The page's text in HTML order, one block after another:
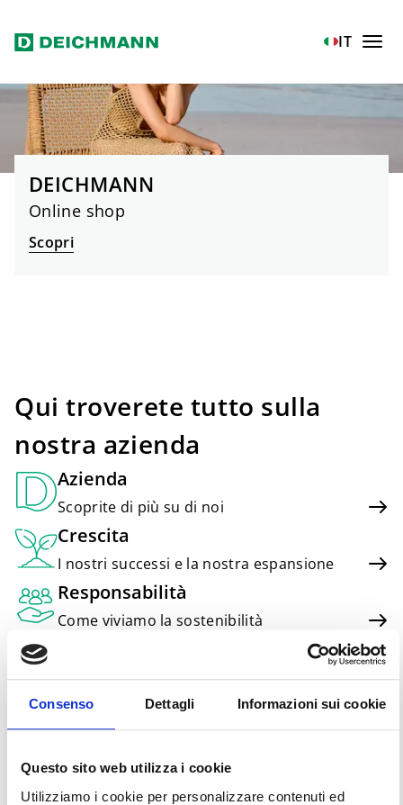
Consenso Dettagli Informazioni sui cookie
Questo sito web utilizza i cookie
Utilizziamo i cookie per personalizzare contenuti ed
Vai al contenuto principale IT
DEICHMANN
Online shop
Scopri
Qui troverete tutto sulla
nostra azienda
Azienda
Scoprite di più su di noi
Crescita
I nostri successi e la nostra espansione
Responsabilità
Come viviamo la sostenibilità
Le nostre tendenze moda attuali
Sala stampa
Novità e comunicati stampa
Carriera
La vostra opportunità con noi